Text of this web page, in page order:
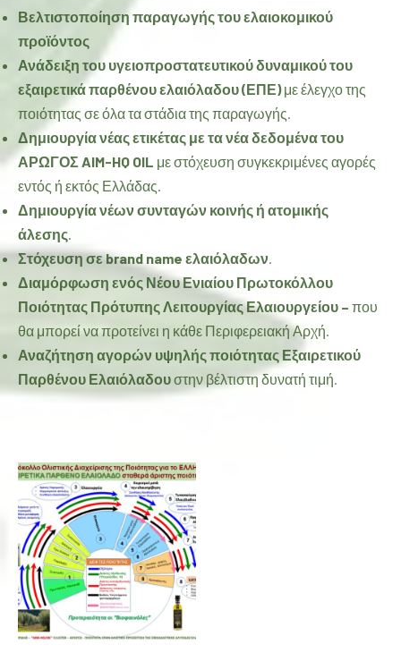
Βελτιστοποίηση παραγωγής τουελαιοκομικού
προϊόντος
Ανάδειξη του υγειοπροστατευτικού δυναμικού του
εξαιρετικά παρθένου ελαιόλαδου (ΕΠΕ)με έλεγχο της
ποιότητας σε όλα τα στάδια της παραγωγής.
Δημιουργία νέας ετικέτας με τα νέα δεδομένα του
ΑΡΩΓΟΣ AIM-HQ OIL με στόχευση συγκεκριμένες αγορές
εντός ή εκτός Ελλάδας.
Δημιουργία νέων συνταγών κοινής ή ατομικής
άλεσης.
Στόχευση σε brand name ελαιόλαδων.
Διαμόρφωση ενός Νέου Ενιαίου Πρωτοκόλλου
Ποιότητας Πρότυπης Λειτουργίας Ελαιουργείου – που
θα μπορεί να προτείνει η κάθε Περιφερειακή Αρχή.
Αναζήτηση αγορών υψηλής ποιότητας Εξαιρετικού
Παρθένου Ελαιόλαδουστην βέλτιστη δυνατή τιμή.